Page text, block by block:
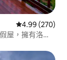
從 270 則評價
4.99 (270)
屋，擁有洛杉